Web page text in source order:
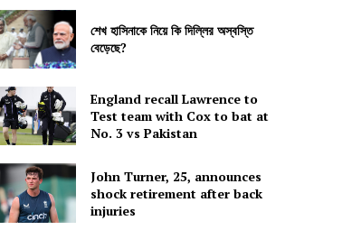
শেখ হাসিনাকে নিয়ে কি দিল্লির অস্বস্তি
বেড়েছে?
England recall Lawrence to
Test team with Cox to bat at
No. 3 vs Pakistan
John Turner, 25, announces
shock retirement after back
injuries